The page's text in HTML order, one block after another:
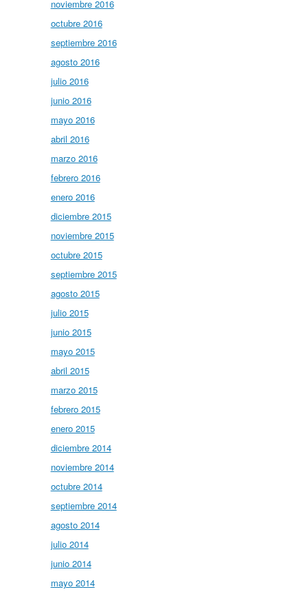
noviembre 2016
octubre 2016
septiembre 2016
agosto 2016
julio 2016
junio 2016
mayo 2016
abril 2016
marzo 2016
febrero 2016
enero 2016
diciembre 2015
noviembre 2015
octubre 2015
septiembre 2015
agosto 2015
julio 2015
junio 2015
mayo 2015
abril 2015
marzo 2015
febrero 2015
enero 2015
diciembre 2014
noviembre 2014
octubre 2014
septiembre 2014
agosto 2014
julio 2014
junio 2014
mayo 2014